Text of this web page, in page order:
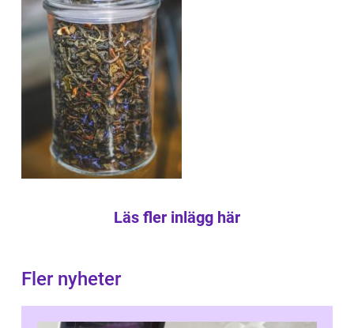
Läs fler inlägg här
Fler nyheter